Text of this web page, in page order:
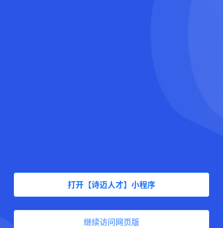
打开【诗迈人才】小程序
继续访问网页版